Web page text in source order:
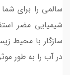
سالمی را برای
شیمیایی مضر
سازگار با محیط
در آب را به طور